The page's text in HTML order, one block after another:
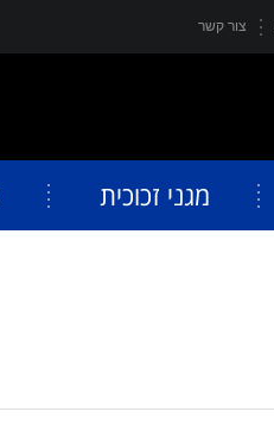
צור קשר
מגני זכוכית